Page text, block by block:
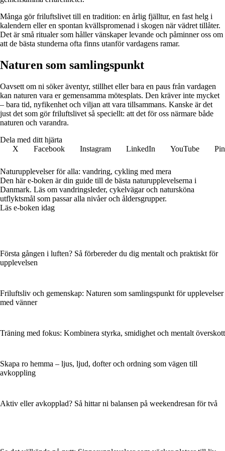
Många gör friluftslivet till en tradition: en årlig fjälltur, en fast helg i
kalendern eller en spontan kvällspromenad i skogen när vädret tillåter.
Det är små ritualer som håller vänskaper levande och påminner oss om
att de bästa stunderna ofta finns utanför vardagens ramar.
Naturen som samlingspunkt
Oavsett om ni söker äventyr, stillhet eller bara en paus från vardagen
kan naturen vara er gemensamma mötesplats. Den kräver inte mycket
– bara tid, nyfikenhet och viljan att vara tillsammans. Kanske är det
just det som gör friluftslivet så speciellt: att det för oss närmare både
naturen och varandra.
Dela med ditt hjärta
X
Facebook Instagram LinkedIn YouTube
Naturupplevelser för alla: vandring, cykling med mera
Den här e-boken är din guide till de bästa naturupplevelserna i
Danmark. Läs om vandringsleder, cykelvägar och natursköna
utflyktsmål som passar alla nivåer och åldersgrupper.
Läs e-boken idag
Första gången i luften? Så förbereder du dig mentalt och praktiskt för
upplevelsen
Friluftsliv och gemenskap: Naturen som samlingspunkt för upplevelser
med vänner
Träning med fokus: Kombinera styrka, smidighet och mentalt överskott
Skapa ro hemma – ljus, ljud, dofter och ordning som vägen till
avkoppling
Aktiv eller avkopplad? Så hittar ni balansen på weekendresan för två